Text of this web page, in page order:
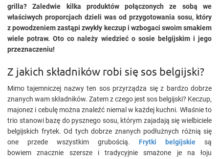
grilla? Zaledwie kilka produktów połączonych ze sobą we
właściwych proporcjach dzieli was od przygotowania sosu, który
z powodzeniem zastąpi zwykły keczup i wzbogaci swoim smakiem
wiele potraw. Oto co należy wiedzieć o sosie belgijskim i jego
przeznaczeniu!
Z jakich składników robi się sos belgijski?
Mimo tajemniczej nazwy ten sos przyrządza się z bardzo dobrze
znanych wam składników. Zatem z czego jest sos belgijski? Keczup,
majonez i cebulę można znaleźć niemal w każdej kuchni. Właśnie to
trio stanowi bazę do pysznego sosu, którym zajadają się wielbiciele
belgijskich frytek. Od tych dobrze znanych podłużnych różnią się
one przede wszystkim grubością. Frytki belgijskie są
bowiem znacznie szersze i tradycyjnie smażone je na łoju